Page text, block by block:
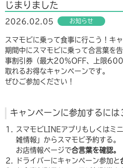
じまりました
2026.02.05 お知らせ
スマモビに乗って食事に行こう！キ
期間中にスマモビに乗って合言葉を
事割引券（最大20%OFF、上限600
取れるお得なキャンペーンです。
ぜひご参加ください！
キャンペーンに参加するには
スマモビLINEアプリもしくはミ
雑情報」からスマモビ予約する。
お店情報ページで合言葉を確認。
ドライバーにキャンペーン参加と